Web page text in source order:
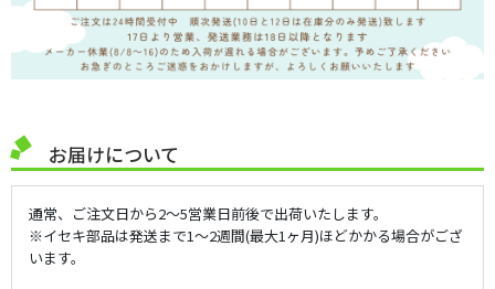
お届けについて
通常、ご注文日から2～5営業日前後で出荷いたします。
※イセキ部品は発送まで1～2週間(最大1ヶ月)ほどかかる場合がござ
います。